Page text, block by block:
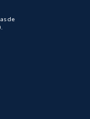
de